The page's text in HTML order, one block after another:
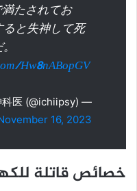
たされてお
と失神して死
Hw8nABopGV
— いっちー@バーチャル精神科医 (@ichiipsy)
16, 2023
خصائص قاتلة